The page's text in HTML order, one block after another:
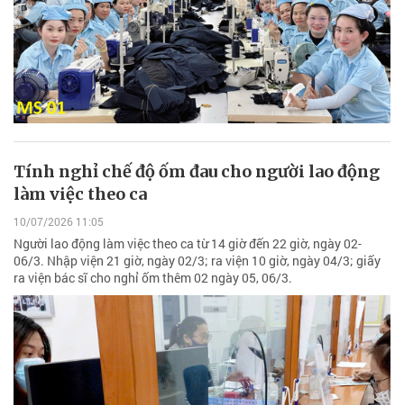
Tính nghỉ chế độ ốm đau cho người lao động
làm việc theo ca
10/07/2026 11:05
Người lao động làm việc theo ca từ 14 giờ đến 22 giờ, ngày 02-
06/3. Nhập viện 21 giờ, ngày 02/3; ra viện 10 giờ, ngày 04/3; giấy
ra viện bác sĩ cho nghỉ ốm thêm 02 ngày 05, 06/3.